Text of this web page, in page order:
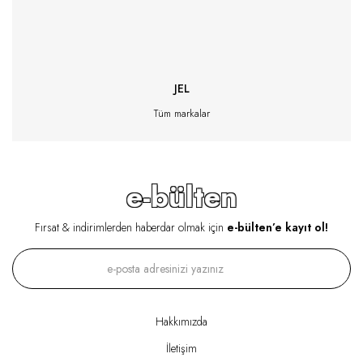
JEL
Tüm markalar
e-bülten
Fırsat & indirimlerden haberdar olmak için e-bülten’e kayıt ol!
Hakkımızda
İletişim